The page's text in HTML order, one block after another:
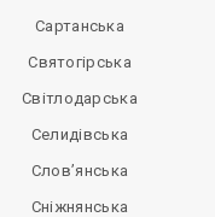
Сартанська
Святогірська
Світлодарська
Селидівська
Слов’янська
Сніжнянська